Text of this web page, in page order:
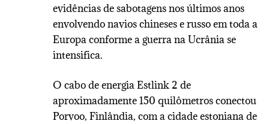
evidências de sabotagens nos últimos anos
envolvendo navios chineses e russo em toda a
Europa conforme a guerra na Ucrânia se
intensifica.
O cabo de energia Estlink 2 de
aproximadamente 150 quilômetros conectou
Porvoo, Finlândia, com a cidade estoniana de